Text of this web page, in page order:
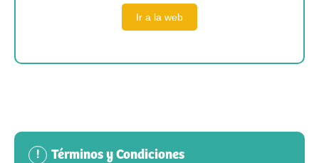
Ir a la web
! Términos y Condiciones